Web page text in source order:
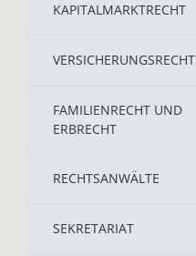
KAPITALMARKTRECHT
VERSICHERUNGSRECHT
FAMILIENRECHT UND
ERBRECHT
RECHTSANWÄLTE
SEKRETARIAT